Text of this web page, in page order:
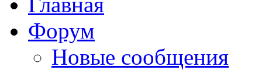
Форум
Новые сообщения